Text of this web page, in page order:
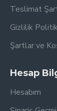
Teslimat
Gizlilik
Şartlar ve
Hesap
Hesabım